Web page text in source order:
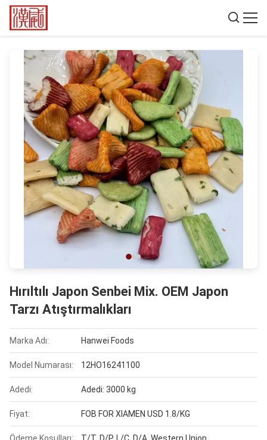
Hırıltılı Japon Senbei Mix. OEM Japon
Tarzı Atıştırmalıkları
Marka Adı: Hanwei Foods
Model Numarası: 12HO16241100
Adedi: Adedi: 3000 kg
Fiyat: FOB FOR XIAMEN USD 1.8/KG